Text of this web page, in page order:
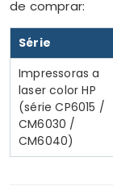
de comprar:
Série
Impressoras a
laser color HP
(série CP6015 /
CM6030 /
CM6040)